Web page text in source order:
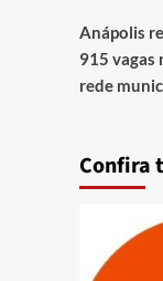
Anápolis
915 vagas
rede
Confira